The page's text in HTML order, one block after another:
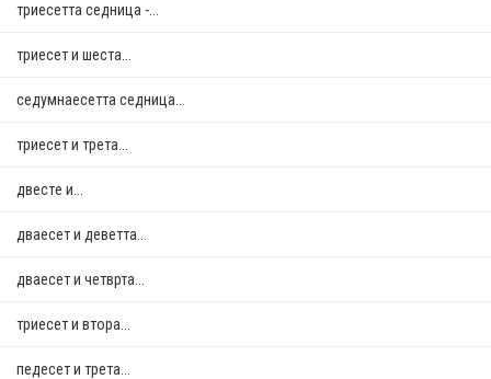
триесетта седница -...
триесет и шеста...
седумнаесетта седница...
триесет и трета...
двестe и...
дваесет и деветта...
дваесет и четврта...
триесет и втора...
педесет и трета...